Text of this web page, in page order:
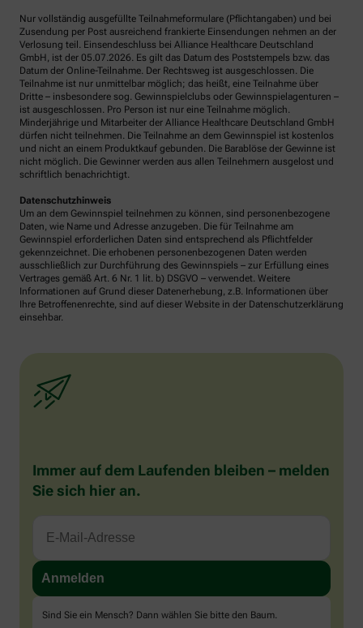
Nur vollständig ausgefüllte Teilnahmeformulare (Pflichtangaben) und bei
Zusendung per Post ausreichend frankierte Einsendungen nehmen an der
Verlosung teil. Einsendeschluss bei Alliance Healthcare Deutschland
GmbH, ist der 05.07.2026. Es gilt das Datum des Poststempels bzw. das
Datum der Online-Teilnahme. Der Rechtsweg ist ausgeschlossen. Die
Teilnahme ist nur unmittelbar möglich; das heißt, eine Teilnahme über
Dritte – insbesondere sog. Gewinnspielclubs oder Gewinnspielagenturen –
ist ausgeschlossen. Pro Person ist nur eine Teilnahme möglich.
Minderjährige und Mitarbeiter der Alliance Healthcare Deutschland GmbH
dürfen nicht teilnehmen. Die Teilnahme an dem Gewinnspiel ist kostenlos
und nicht an einem Produktkauf gebunden. Die Barablöse der Gewinne ist
nicht möglich. Die Gewinner werden aus allen Teilnehmern ausgelost und
schriftlich benachrichtigt.
Datenschutzhinweis
Um an dem Gewinnspiel teilnehmen zu können, sind personenbezogene
Daten, wie Name und Adresse anzugeben. Die für Teilnahme am
Gewinnspiel erforderlichen Daten sind entsprechend als Pflichtfelder
gekennzeichnet. Die erhobenen personenbezogenen Daten werden
ausschließlich zur Durchführung des Gewinnspiels – zur Erfüllung eines
Vertrages gemäß Art. 6 Nr. 1 lit. b) DSGVO – verwendet. Weitere
Informationen auf Grund dieser Datenerhebung, z.B. Informationen über
Ihre Betroffenenrechte, sind auf dieser Website in der Datenschutzerklärung
einsehbar.
Immer auf dem Laufenden bleiben – melden
Sie sich hier an.
Sind Sie ein Mensch? Dann wählen Sie bitte den Baum.